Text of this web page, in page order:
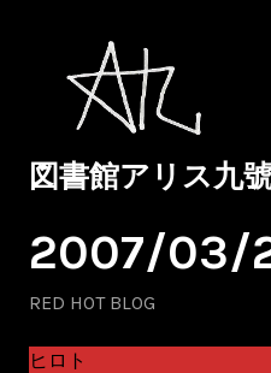
content
図書館アリス九
2007/03/
RED HOT BLOG
ヒロト